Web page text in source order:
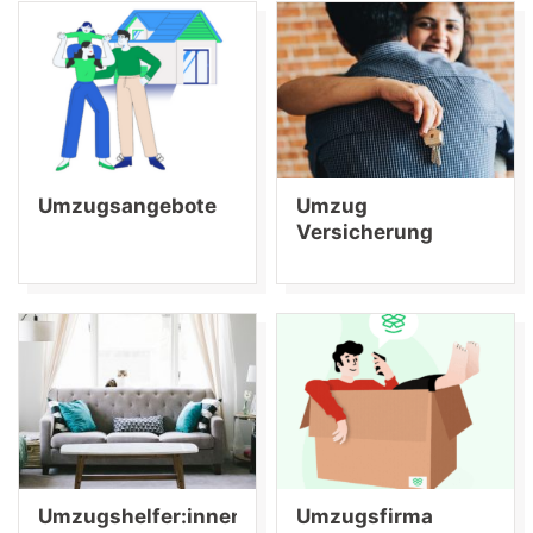
Umzugsangebote
Umzug
Versicherung
Umzugshelfer:innen
Umzugsfirma